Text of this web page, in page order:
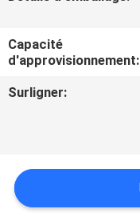
CONTACTEZ-
NOUS
DEMANDEZ
Capacité
d'approvisionnement:
Surligner: